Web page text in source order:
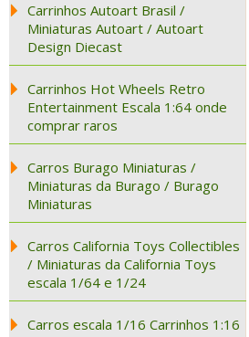
Carrinhos Autoart Brasil /
Miniaturas Autoart / Autoart
Design Diecast
Carrinhos Hot Wheels Retro
Entertainment Escala 1:64 onde
comprar raros
Carros Burago Miniaturas /
Miniaturas da Burago / Burago
Miniaturas
Carros California Toys Collectibles
/ Miniaturas da California Toys
escala 1/64 e 1/24
Carros escala 1/16 Carrinhos 1:16